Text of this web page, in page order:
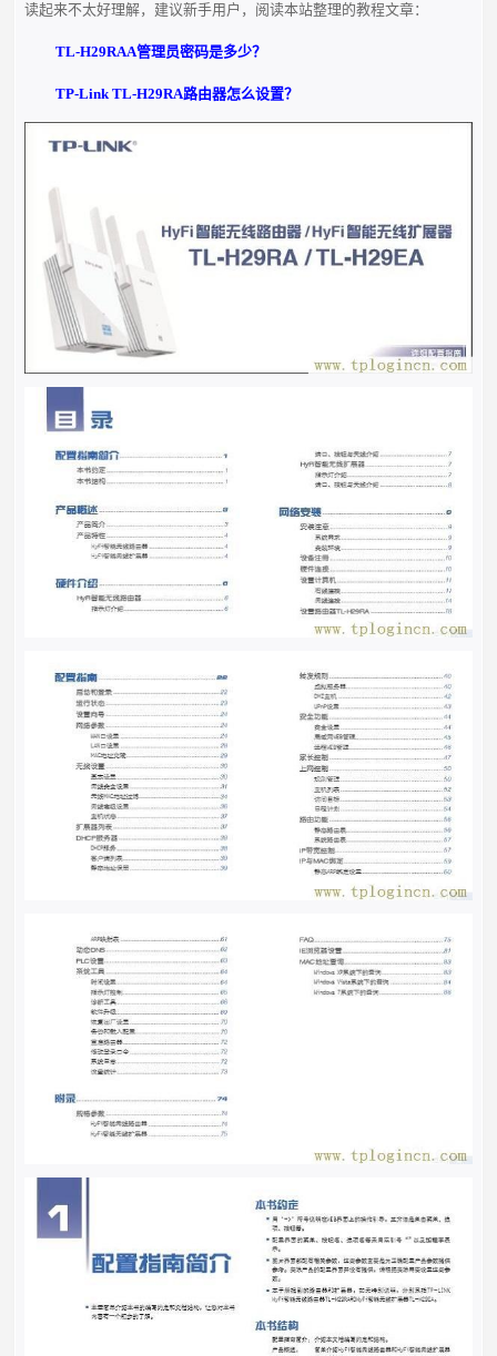
读起来不太好理解，建议新手用户，阅读本站整理的教程文章：
TL-H29RAA管理员密码是多少？
TP-Link TL-H29RA路由器怎么设置？